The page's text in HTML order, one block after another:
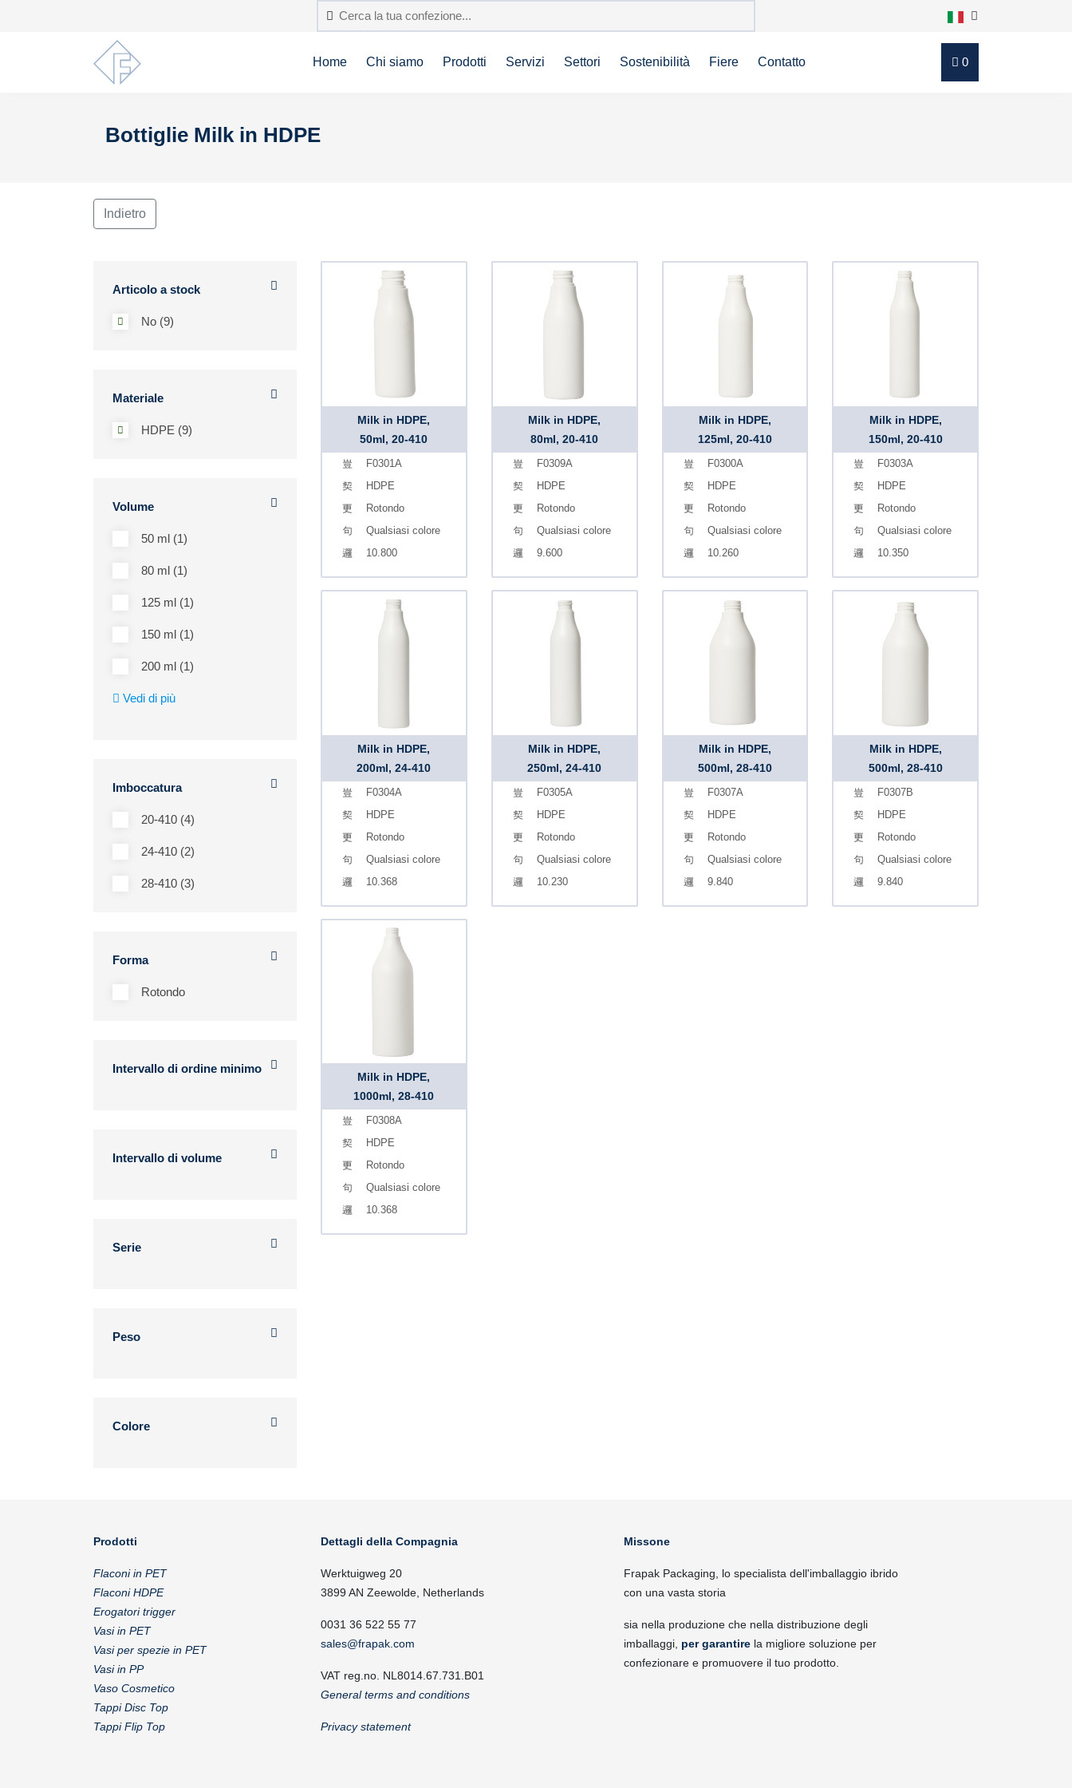
Home Chi siamo Prodotti Servizi Settori Sostenibilità Fiere Contatto 0
Bottiglie Milk in HDPE
Indietro
Articolo a stock
No (9)
Materiale
HDPE (9)
Volume
50 ml (1)
80 ml (1)
125 ml (1)
150 ml (1)
200 ml (1)
Vedi di più
Imboccatura
20-410 (4)
24-410 (2)
28-410 (3)
Forma
Rotondo
Intervallo di ordine minimo
Intervallo di volume
Serie
Peso
Colore
Milk in HDPE,
50ml, 20-410
F0301A
HDPE
Rotondo
Qualsiasi colore
10.800
Milk in HDPE,
80ml, 20-410
F0309A
HDPE
Rotondo
Qualsiasi colore
9.600
Milk in HDPE,
125ml, 20-410
F0300A
HDPE
Rotondo
Qualsiasi colore
10.260
Milk in HDPE,
150ml, 20-410
F0303A
HDPE
Rotondo
Qualsiasi colore
10.350
Milk in HDPE,
200ml, 24-410
F0304A
HDPE
Rotondo
Qualsiasi colore
10.368
Milk in HDPE,
250ml, 24-410
F0305A
HDPE
Rotondo
Qualsiasi colore
10.230
Milk in HDPE,
500ml, 28-410
F0307A
HDPE
Rotondo
Qualsiasi colore
9.840
Milk in HDPE,
500ml, 28-410
F0307B
HDPE
Rotondo
Qualsiasi colore
9.840
Milk in HDPE,
1000ml, 28-410
F0308A
HDPE
Rotondo
Qualsiasi colore
10.368
Prodotti
Flaconi in PET
Flaconi HDPE
Erogatori trigger
Vasi in PET
Vasi per spezie in PET
Vasi in PP
Vaso Cosmetico
Tappi Disc Top
Tappi Flip Top
Dettagli della Compagnia
Werktuigweg 20
3899 AN Zeewolde, Netherlands
0031 36 522 55 77
sales@frapak.com
VAT reg.no. NL8014.67.731.B01
General terms and conditions
Privacy statement
Missone
Frapak Packaging, lo specialista dell'imballaggio ibrido
con una vasta storia
sia nella produzione che nella distribuzione degli
imballaggi, per garantire la migliore soluzione per
confezionare e promuovere il tuo prodotto.